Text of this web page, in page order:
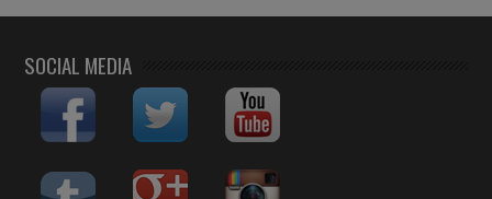
SOCIAL MEDIA